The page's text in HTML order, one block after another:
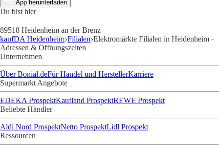
App herunterladen
Du bist hier
89518 Heidenheim an der Brenz
kaufDA Heidenheim Filialen Elektromärkte Filialen in Heidenheim -
Adressen & Öffnungszeiten
Unternehmen
Über Bonial.deFür Handel und HerstellerKarriere
Supermarkt Angebote
EDEKA ProspektKaufland ProspektREWE Prospekt
Beliebte Händler
Aldi Nord ProspektNetto ProspektLidl Prospekt
Ressourcen